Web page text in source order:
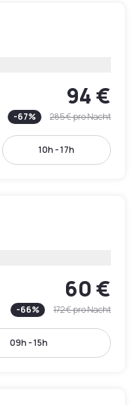
94 €
-67% 285 €pro Nacht
10h - 17h
60 €
-66% 172 €pro Nacht
09h - 15h